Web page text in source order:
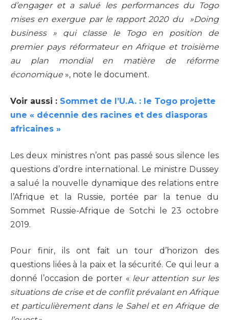
d’engager et a salué les performances du Togo
mises en exergue par le rapport 2020 du »Doing
business » qui classe le Togo en position de
premier pays réformateur en Afrique et troisième
au plan mondial en matière de réforme
économique », note le document.
Voir aussi : Sommet de l’U.A. : le Togo projette
une « décennie des racines et des diasporas
africaines »
Les deux ministres n’ont pas passé sous silence les
questions d’ordre international. Le ministre Dussey
a salué la nouvelle dynamique des relations entre
l’Afrique et la Russie, portée par la tenue du
Sommet Russie-Afrique de Sotchi le 23 octobre
2019.
Pour finir, ils ont fait un tour d’horizon des
questions liées à la paix et la sécurité. Ce qui leur a
donné l’occasion de porter « leur attention sur les
situations de crise et de conflit prévalant en Afrique
et particulièrement dans le Sahel et en Afrique de